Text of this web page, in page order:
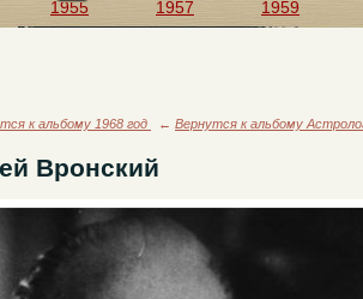
1955 1957 1959
к альбому 1968 год ← Вернутся к альбому
Вронский